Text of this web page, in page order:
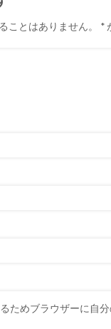
ことはありません。 *
ためブラウザーに自